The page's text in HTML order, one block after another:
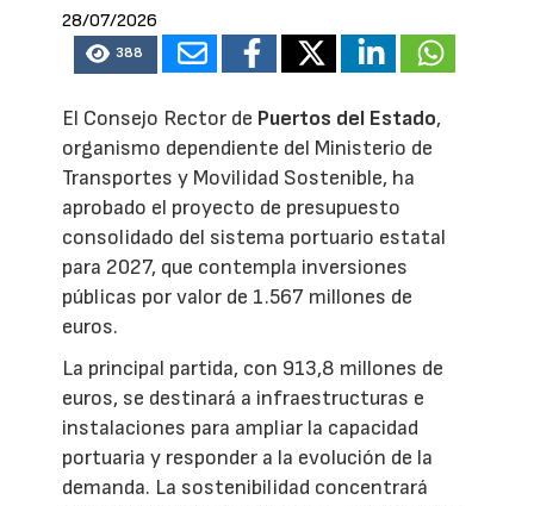
28/07/2026
388
El Consejo Rector de Puertos del Estado,
organismo dependiente del Ministerio de
Transportes y Movilidad Sostenible, ha
aprobado el proyecto de presupuesto
consolidado del sistema portuario estatal
para 2027, que contempla inversiones
públicas por valor de 1.567 millones de
euros.
La principal partida, con 913,8 millones de
euros, se destinará a infraestructuras e
instalaciones para ampliar la capacidad
portuaria y responder a la evolución de la
demanda. La sostenibilidad concentrará